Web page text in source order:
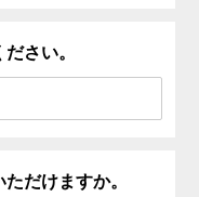
さい。
だけますか。